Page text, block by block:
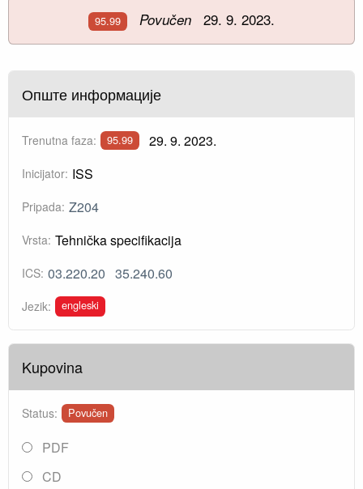
95.99 Povučen 29. 9. 2023.
Опште информације
Trenutna faza: 95.99 29. 9. 2023.
Inicijator: ISS
Pripada: Z204
Vrsta: Tehnička specifikacija
ICS: 03.220.20 35.240.60
Jezik: engleski
Kupovina
Status: Povučen
PDF
CD